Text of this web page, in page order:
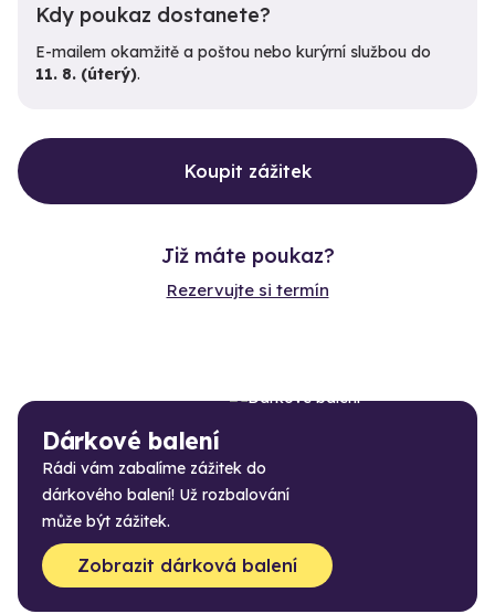
Kdy poukaz dostanete?
E-mailem okamžitě a poštou nebo kurýrní službou do
11. 8. (úterý).
Koupit zážitek
Již máte poukaz?
Rezervujte si termín
Dárkové balení
Rádi vám zabalíme zážitek do
dárkového balení! Už rozbalování
může být zážitek.
Zobrazit dárková balení